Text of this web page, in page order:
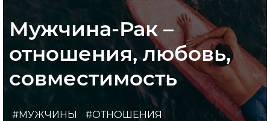
Мужчина-Рак –
отношения, любовь,
совместимость
#МУЖЧИНЫ #ОТНОШЕНИЯ